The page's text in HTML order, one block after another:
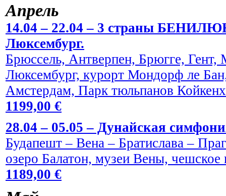
Aпрель
14.04 – 22.04 – 3 страны
Люксембург.
Брюссель, Антверпен, Брюгге,
Люксембург, курорт Мондорф ле
Амстердам, Парк тюльпанов
1199,00 €
28.04 – 05.05 – Дунайская
Будапешт – Вена – Братислава –
озеро Балатон, музеи Вены, чешское
1189,00 €